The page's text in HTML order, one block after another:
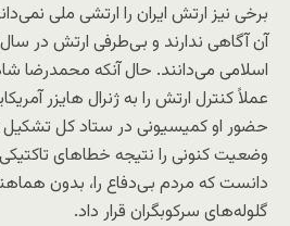
برخی نیز ارتش ایران را ارتشی ملی
اسلامی می‌دانند. حال آنکه محمدرضا
عملاً کنترل ارتش را به ژنرال هایزر
حضور او کمیسیونی در ستاد کل تشکیل
وضعیت کنونی را نتیجه خطاهای
دانست که مردم بی‌دفاع را، بدون
گلوله‌های سرکوبگران قرار داد.